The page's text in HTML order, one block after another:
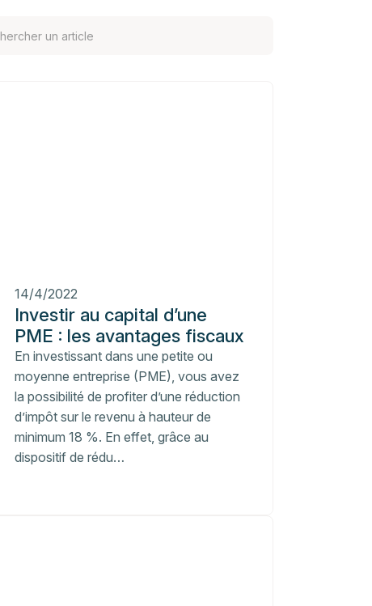
14/4/2022
Investir au capital d’une
PME : les avantages fiscaux
En investissant dans une petite ou
moyenne entreprise (PME), vous avez
la possibilité de profiter d’une réduction
d’impôt sur le revenu à hauteur de
minimum 18 %. En effet, grâce au
dispositif de rédu…